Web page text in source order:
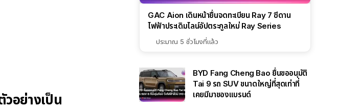
วอย่างเป็น
GAC Aion เดินหน้ายื่นจดทะเบียน Ray 7 ซีดาน
ไฟฟ้าประเดิมไลน์อัปตระกูลใหม่ Ray Series
ประมาณ 5 ชั่วโมงที่แล้ว
BYD Fang Cheng Bao ยื่นขออนุมัติ
Tai 9 รถ SUV ขนาดใหญ่ที่สุดเท่าที่
เคยมีมาของแบรนด์